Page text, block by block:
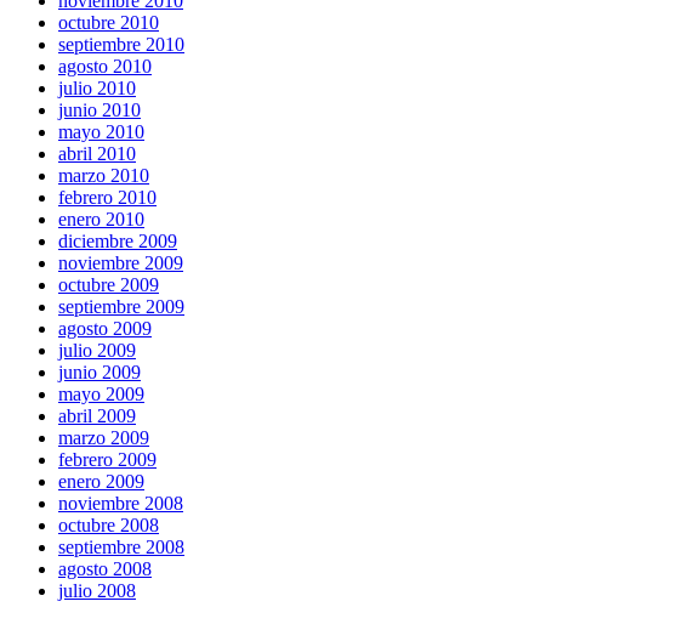
octubre 2010
septiembre 2010
agosto 2010
julio 2010
junio 2010
mayo 2010
abril 2010
marzo 2010
febrero 2010
enero 2010
diciembre 2009
noviembre 2009
octubre 2009
septiembre 2009
agosto 2009
julio 2009
junio 2009
mayo 2009
abril 2009
marzo 2009
febrero 2009
enero 2009
noviembre 2008
octubre 2008
septiembre 2008
agosto 2008
julio 2008